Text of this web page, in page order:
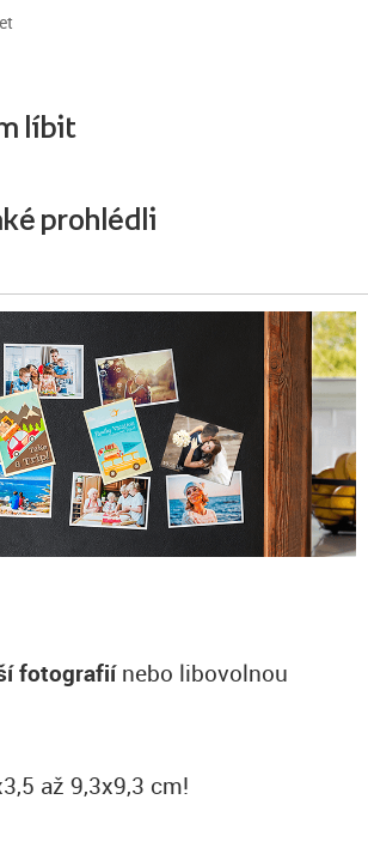
líbit
prohlédli
fotografií nebo libovolnou
až 9,3x9,3 cm!